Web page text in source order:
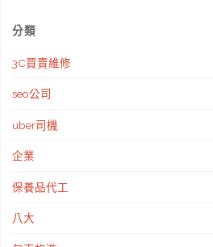
分類
3C買賣維修
seo公司
uber司機
企業
保養品代工
八大